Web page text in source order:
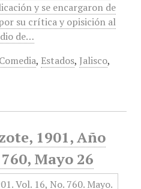
y se encargaron de
su crítica y opisición al
de…
Comedia, Estados, Jalisco,
1901, Año
Mayo 26